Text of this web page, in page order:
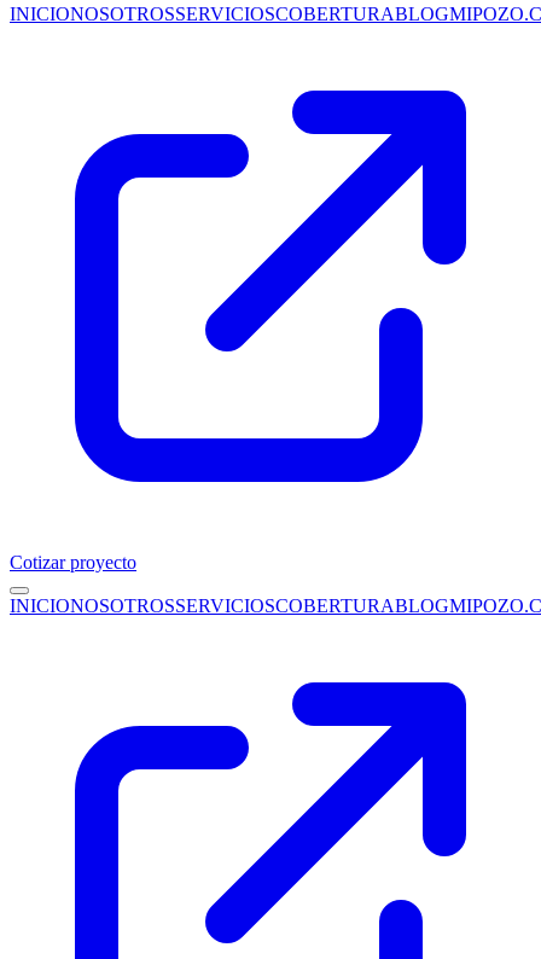
INICIONOSOTROSSERVICIOSCOBERTURABLOG
Cotizar proyecto
INICIONOSOTROSSERVICIOSCOBERTURABLOG